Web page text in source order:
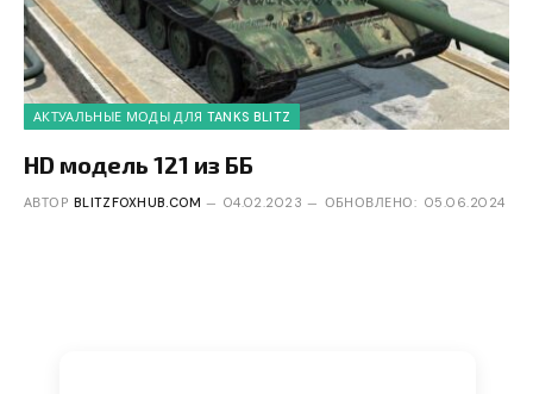
АКТУАЛЬНЫЕ МОДЫ ДЛЯ TANKS BLITZ
HD модель 121 из ББ
АВТОР BLITZFOXHUB.COM 04.02.2023 ОБНОВЛЕНО: 05.06.2024